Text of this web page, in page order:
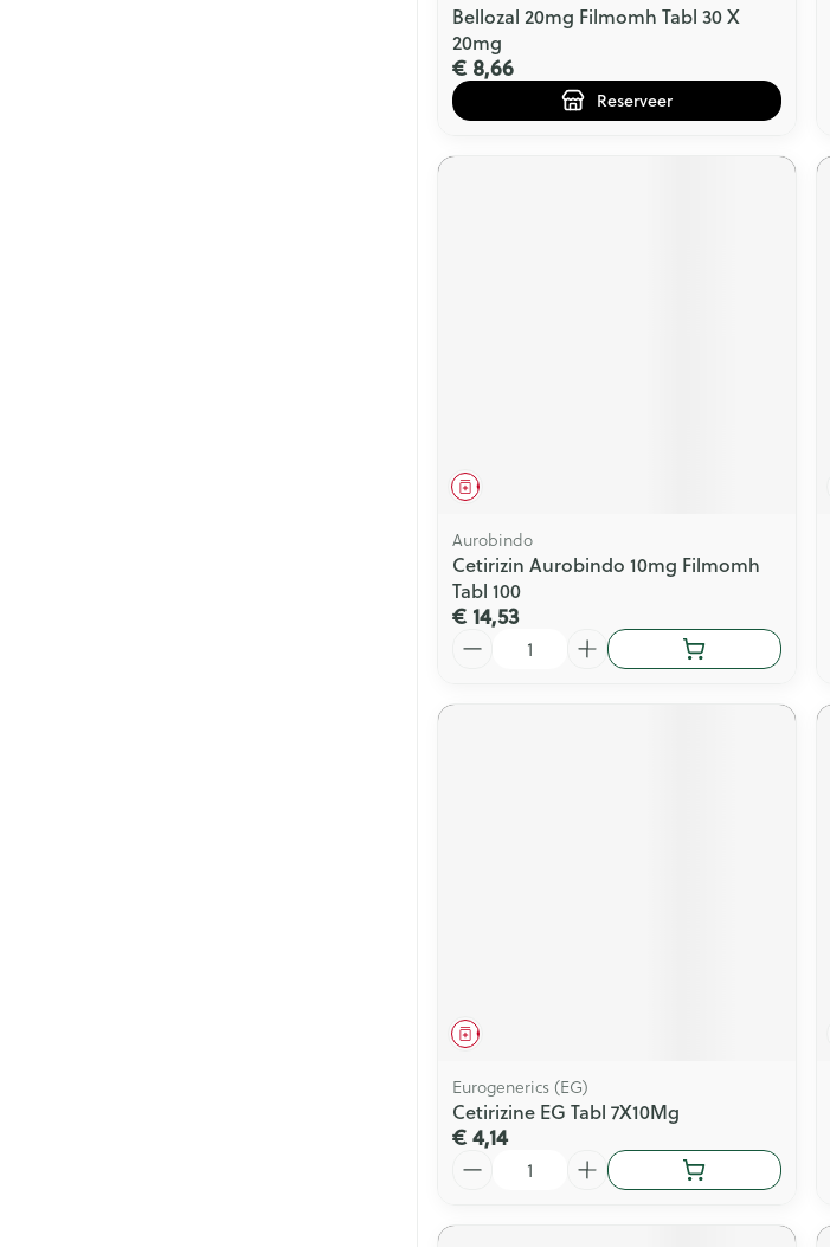
Bellozal 20mg Filmomh Tabl 30 X
20mg
€ 8,66
Reserveer
Geneesmiddel
Aurobindo
Cetirizin Aurobindo 10mg Filmomh
Tabl 100
€ 14,53
Geneesmiddel
Eurogenerics (EG)
Cetirizine EG Tabl 7X10Mg
€ 4,14